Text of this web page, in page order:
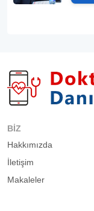
BIZ
Hakkımızda
İletişim
Makaleler